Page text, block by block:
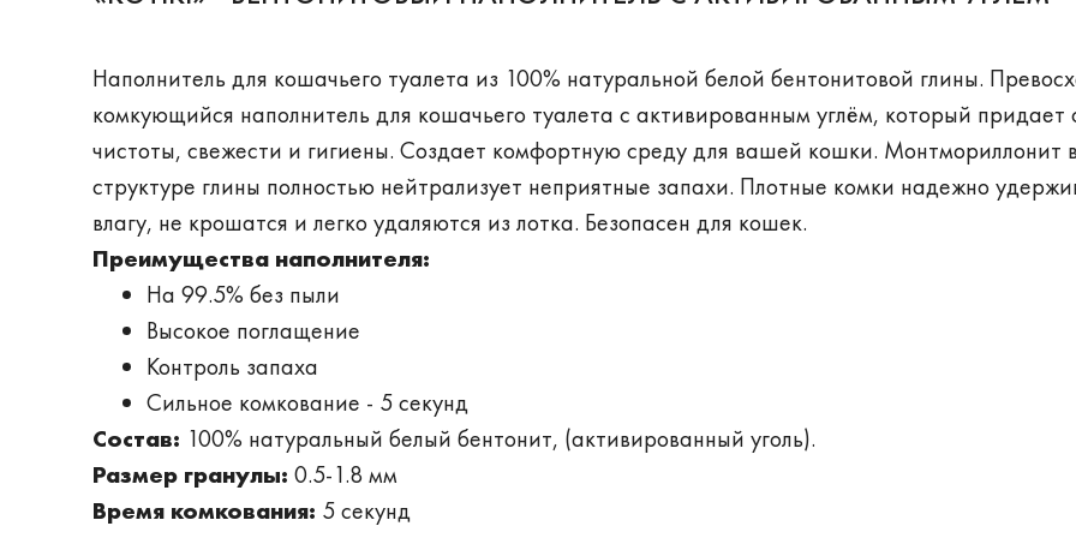
Наполнитель для кошачьего туалета из 100% натуральной белой бентонитовой глины.
комкующийся наполнитель для кошачьего туалета с активированным углём, который придает
чистоты, свежести и гигиены. Создает комфортную среду для вашей кошки. Монтмориллонит в
структуре глины полностью нейтрализует неприятные запахи. Плотные комки надежно
влагу, не крошатся и легко удаляются из лотка. Безопасен для кошек.
Преимущества наполнителя:
На 99.5% без пыли
Высокое поглащение
Контроль запаха
Сильное комкование - 5 секунд
Состав: 100% натуральный белый бентонит, (активированный уголь).
Размер гранулы: 0.5-1.8 мм
Время комкования: 5 секунд